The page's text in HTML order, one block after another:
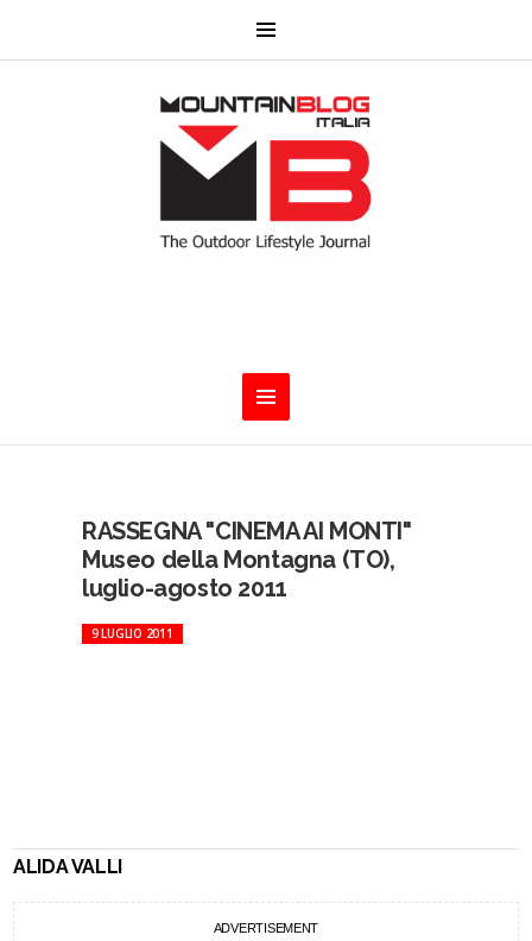
RASSEGNA "CINEMA AI MONTI"
Museo della Montagna (TO),
luglio-agosto 2011
9 LUGLIO 2011
ALIDA VALLI
ADVERTISEMENT